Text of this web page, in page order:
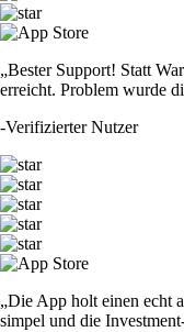
„Bester Support! Statt
erreicht. Problem wurde
-Verifizierter Nutzer
„Die App holt einen echt
simpel und die